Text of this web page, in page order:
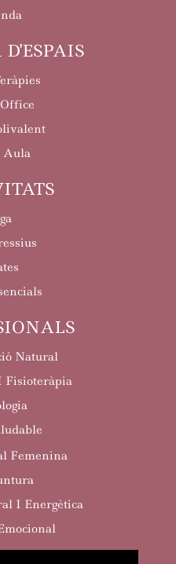
Aula
Natural
Fisioteràpia
Femenina
I Energètica